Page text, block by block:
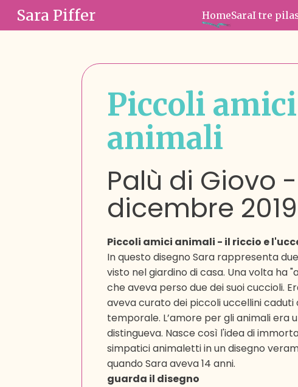
Sara Piffer HomeSaraI tre
Piccoli amici
animali
Palù di Giovo -
dicembre 2019
Piccoli amici animali - il riccio e
In questo disegno Sara rappresenta
visto nel giardino di casa. Una volta ha
che aveva perso due dei suoi cuccioli.
aveva curato dei piccoli uccellini caduti
temporale. L’amore per gli animali era
distingueva. Nasce così l'idea di
simpatici animaletti in un disegno
quando Sara aveva 14 anni.
guarda il disegno